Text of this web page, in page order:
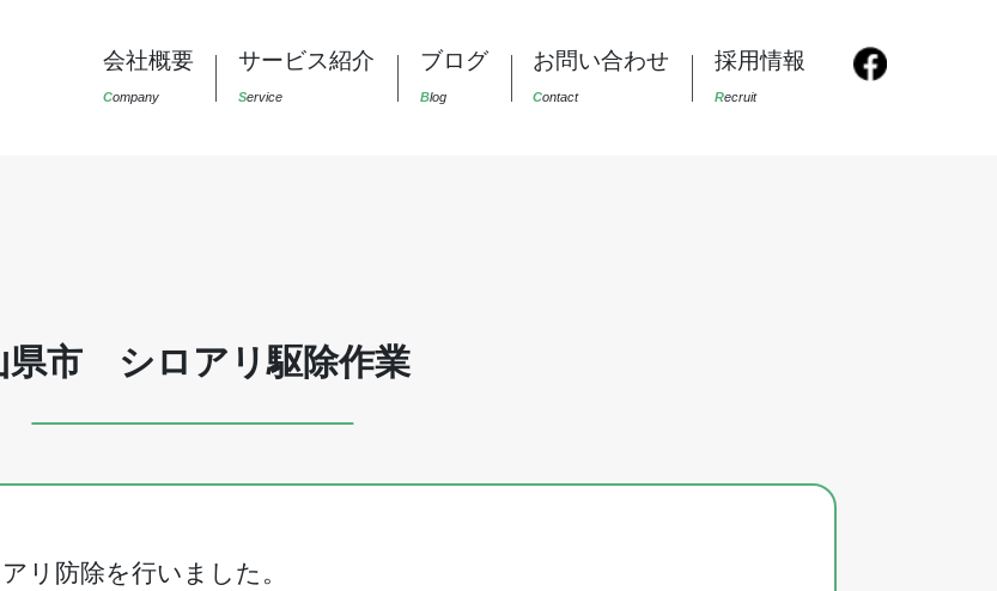
会社概要
Company
サービス紹介
Service
ブログ
Blog
お問い合わせ
Contact
採用情報
Recruit
県市 シロアリ駆除作業
リ防除を行いました。